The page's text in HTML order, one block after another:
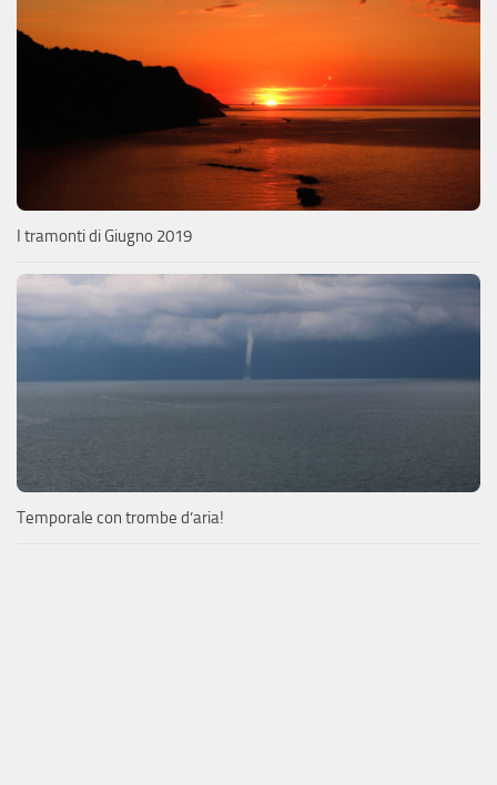
I tramonti di Giugno 2019
Temporale con trombe d’aria!